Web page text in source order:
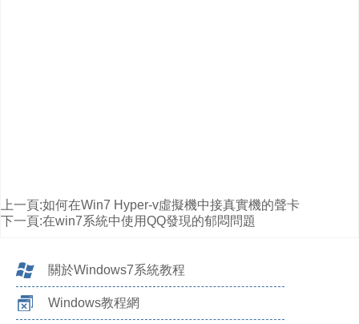
上一頁:如何在Win7 Hyper-v虛擬機中接真實機的聲卡
下一頁:在win7系統中使用QQ發現的郁悶問題
關於Windows7系統教程
Windows教程網